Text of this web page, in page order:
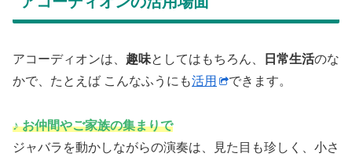
アコーディオンは、 趣味としてはもちろん、 日常生活のな
かで、たとえば こんなふうにも活用 できます。
♪ お仲間やご家族の集まりで
ジャバラを動かしながらの演奏は、見た目も珍しく、小さ